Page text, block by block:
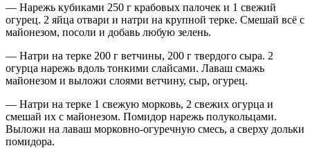
— Нарежь кубиками 250 г крабовых палочек и 1 свежий
огурец. 2 яйца отвари и натри на крупной терке. Смешай всё с
майонезом, посоли и добавь любую зелень.
— Натри на терке 200 г ветчины, 200 г твердого сыра. 2
огурца нарежь вдоль тонкими слайсами. Лаваш смажь
майонезом и выложи слоями ветчину, сыр, огурец.
— Натри на терке 1 свежую морковь, 2 свежих огурца и
смешай их с майонезом. Помидор нарежь полукольцами.
Выложи на лаваш морковно-огуречную смесь, а сверху дольки
помидора.